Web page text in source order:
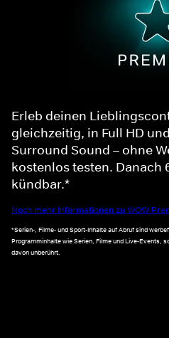
Erleb deinen
gleichzeitig, in Full HD
Surround Sound – ohne
kostenlos testen. Danach
kündbar.*
Noch mehr Informationen zu WOW
*Serien-, Filme- und Sport-Inhalte auf Abruf sind
Programminhalte wie Serien, Filme und Live-Events,
davon unberührt.